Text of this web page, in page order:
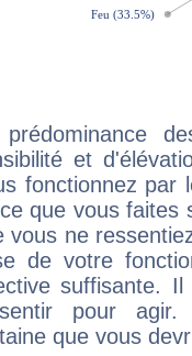
prédominance
et
fonctionnez
que vous faites
vous ne
de votre
suffisante.
pour agir.
que vous